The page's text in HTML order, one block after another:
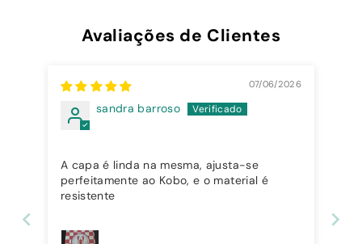
Avaliações de Clientes
07/06/2026
sandra barroso
A capa é linda na mesma, ajusta-se
perfeitamente ao Kobo, e o material é
resistente